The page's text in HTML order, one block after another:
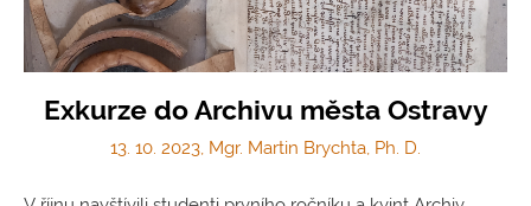
Exkurze do Archivu města Ostravy
13. 10. 2023, Mgr. Martin Brychta, Ph. D.